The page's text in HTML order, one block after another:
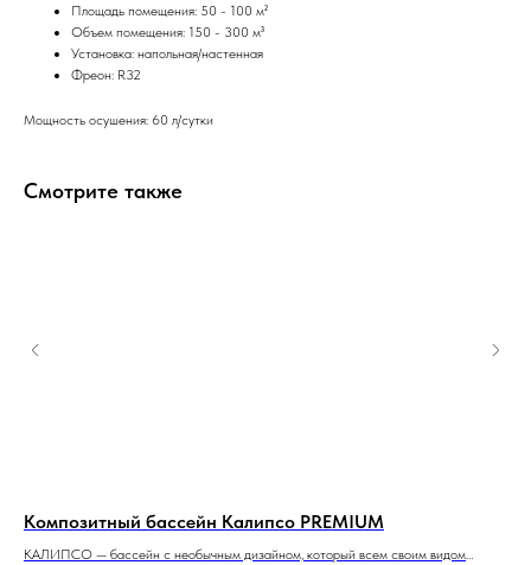
Площадь помещения: 50 - 100 м²
Объем помещения: 150 - 300 м³
Установка: напольная/настенная
Фреон: R32
Мощность осушения: 60 л/сутки
Смотрите также
Композитный бассейн Калипсо PREMIUM
КАЛИПСО — бассейн с необычным дизайном, который всем своим видом